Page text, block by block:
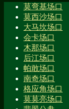
莫弯基场口
莫西沙场口
大马坎场口
会卡场口
木那场口
后江场口
帕敢场口
南奇场口
格应角场口
莫莫亮场口